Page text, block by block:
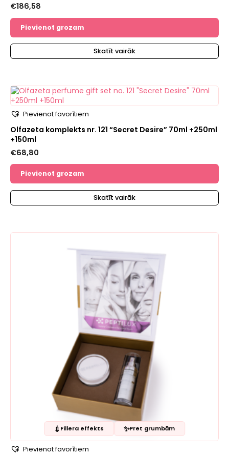
Novērtēts
ar
5.00
€186,58
Pievienot grozam
Skatīt vairāk
Pievienot favorītiem
Olfazeta komplekts nr. 121 “Secret Desire” 70ml +250ml
+150ml
€68,80
Pievienot grozam
Skatīt vairāk
💉Fillera effekts ✨Pret grumbām
Pievienot favorītiem